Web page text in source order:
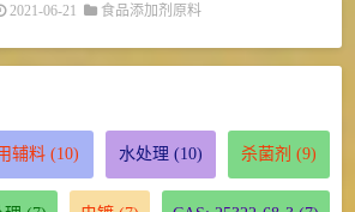
2021-06-21 食品添加剂原料
辅料 (10) 水处理 (10) 杀菌剂 (9)